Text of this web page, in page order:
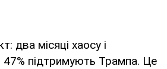
два місяці хаосу і
47% підтримують Трампа. Це